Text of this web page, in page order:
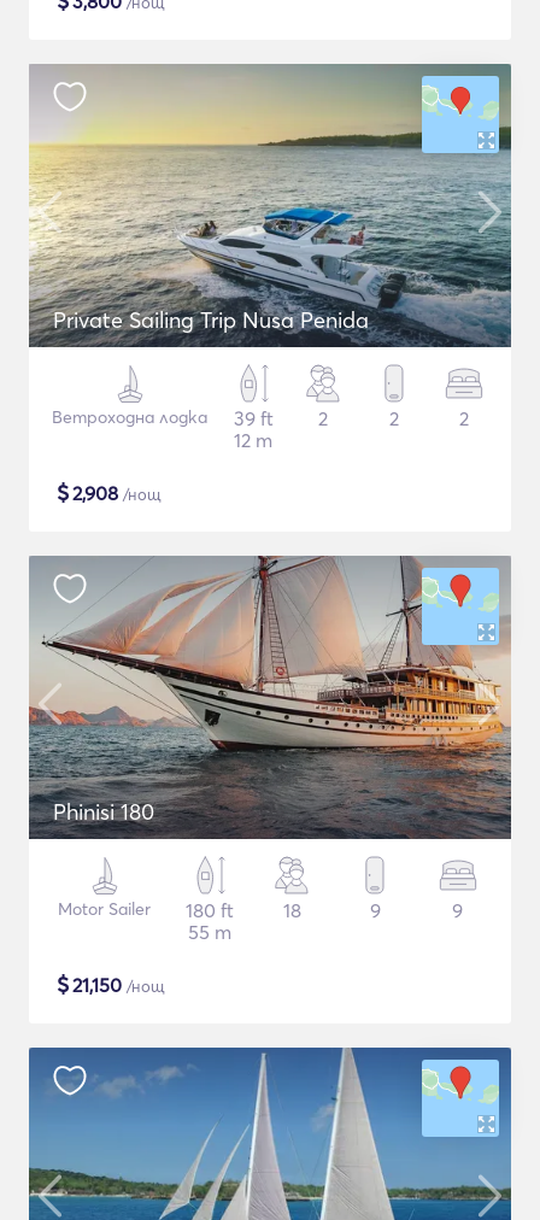
Private Sailing Trip Nusa Penida
Ветроходна лодка
39 ft
12 m
2 2 2
$2,908 /нощ
Phinisi 180
Motor Sailer
180 ft
55 m
18 9 9
$21,150 /нощ